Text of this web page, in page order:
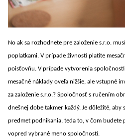
No ak sa rozhodnete pre založenie s.r.o.
poplatkami. V prípade živnosti platíte
poisťovňu. V prípade vytvorenia
mesačné náklady oveľa nižšie, ale vstupné
za založenie s.r.o.? Spoločnosť s ručením
dnešnej dobe takmer každý. Je dôležité,
predmet podnikania, teda to, v čom budete
vopred vybrané meno spoločnosti.